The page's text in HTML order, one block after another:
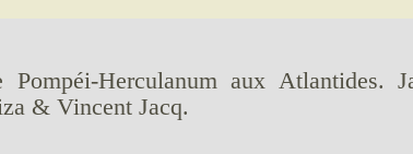
Pompéi-Herculanum aux Atlantides.
& Vincent Jacq.